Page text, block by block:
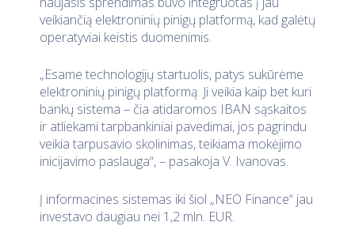
veikiančią elektroninių pinigų platformą, kad galėtų
operatyviai keistis duomenimis.
„Esame technologijų startuolis, patys sukūrėme
elektroninių pinigų platformą. Ji veikia kaip bet kuri
bankų sistema – čia atidaromos IBAN sąskaitos
ir atliekami tarpbankiniai pavedimai, jos pagrindu
veikia tarpusavio skolinimas, teikiama mokėjimo
inicijavimo paslauga“, – pasakoja V. Ivanovas.
Į informacines sistemas iki šiol „NEO Finance“ jau
investavo daugiau nei 1,2 mln. EUR.